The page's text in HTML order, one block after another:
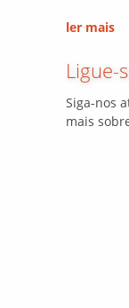
ler mais
Ligue-
Siga-nos
mais